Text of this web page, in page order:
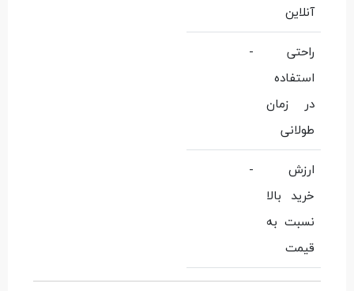
آنلاین
راحتی
استفاده
در زمان
طولانی
-
ارزش
خرید بالا
نسبت به
قیمت
-